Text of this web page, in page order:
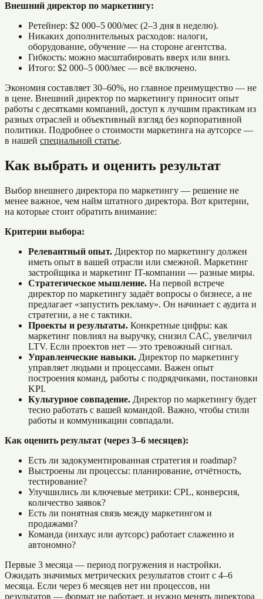
Внешний директор по маркетингу:
Ретейнер: $2 000–5 000/мес (2–3 дня в неделю).
Никаких дополнительных расходов: налоги,
оборудование, обучение — на стороне агентства.
Гибкость: можно масштабировать вверх или вниз.
Итого: $2 000–5 000/мес — всё включено.
Экономия составляет 30–60%, но главное преимущество — не
в цене. Внешний директор по маркетингу приносит опыт
работы с десятками компаний, доступ к лучшим практикам из
разных отраслей и объективный взгляд без корпоративной
политики. Подробнее о стоимости маркетинга на аутсорсе —
в нашей специальной статье.
Как выбрать и оценить результат
Выбор внешнего директора по маркетингу — решение не
менее важное, чем найм штатного директора. Вот критерии,
на которые стоит обратить внимание:
Критерии выбора:
Релевантный опыт. Директор по маркетингу должен
иметь опыт в вашей отрасли или смежной. Маркетинг
застройщика и маркетинг IT-компании — разные миры.
Стратегическое мышление. На первой встрече
директор по маркетингу задаёт вопросы о бизнесе, а не
предлагает «запустить рекламу». Он начинает с аудита и
стратегии, а не с тактики.
Проекты и результаты. Конкретные цифры: как
маркетинг повлиял на выручку, снизил CAC, увеличил
LTV. Если проектов нет — это тревожный сигнал.
Управленческие навыки. Директор по маркетингу
управляет людьми и процессами. Важен опыт
построения команд, работы с подрядчиками, постановки
KPI.
Культурное совпадение. Директор по маркетингу будет
тесно работать с вашей командой. Важно, чтобы стили
работы и коммуникации совпадали.
Как оценить результат (через 3–6 месяцев):
Есть ли задокументированная стратегия и roadmap?
Выстроены ли процессы: планирование, отчётность,
тестирование?
Улучшились ли ключевые метрики: CPL, конверсия,
количество заявок?
Есть ли понятная связь между маркетингом и
продажами?
Команда (инхаус или аутсорс) работает слаженно и
автономно?
Первые 3 месяца — период погружения и настройки.
Ожидать значимых метрических результатов стоит с 4–6
месяца. Если через 6 месяцев нет ни процессов, ни
результатов — формат не работает, и нужно менять директора